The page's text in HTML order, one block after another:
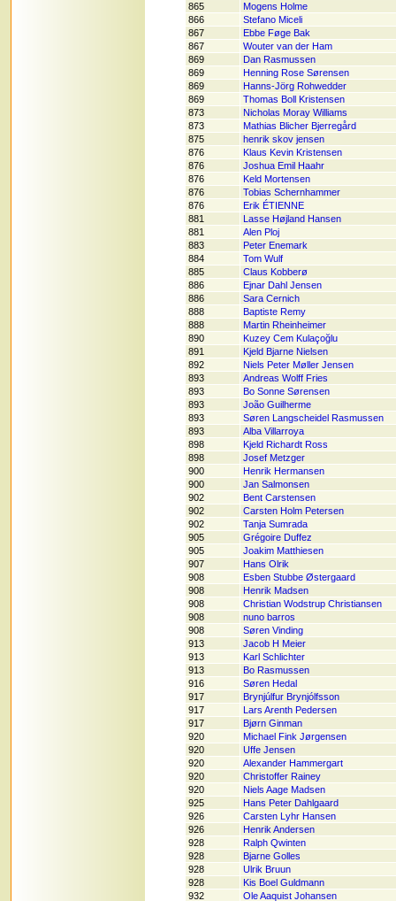
865
Mogens Holme
866
Stefano Miceli
867
Ebbe Føge Bak
867
Wouter van der Ham
869
Dan Rasmussen
869
Henning Rose Sørensen
869
Hanns-Jörg Rohwedder
869
Thomas Boll Kristensen
873
Nicholas Moray Williams
873
Mathias Blicher Bjerregård
875
henrik skov jensen
876
Klaus Kevin Kristensen
876
Joshua Emil Haahr
876
Keld Mortensen
876
Tobias Schernhammer
876
Erik ÉTIENNE
881
Lasse Højland Hansen
881
Alen Ploj
883
Peter Enemark
884
Tom Wulf
885
Claus Kobberø
886
Ejnar Dahl Jensen
886
Sara Cernich
888
Baptiste Remy
888
Martin Rheinheimer
890
Kuzey Cem Kulaçoğlu
891
Kjeld Bjarne Nielsen
892
Niels Peter Møller Jensen
893
Andreas Wolff Fries
893
Bo Sonne Sørensen
893
João Guilherme
893
Søren Langscheidel Rasmussen
893
Alba Villarroya
898
Kjeld Richardt Ross
898
Josef Metzger
900
Henrik Hermansen
900
Jan Salmonsen
902
Bent Carstensen
902
Carsten Holm Petersen
902
Tanja Sumrada
905
Grégoire Duffez
905
Joakim Matthiesen
907
Hans Olrik
908
Esben Stubbe Østergaard
908
Henrik Madsen
908
Christian Wodstrup Christiansen
908
nuno barros
908
Søren Vinding
913
Jacob H Meier
913
Karl Schlichter
913
Bo Rasmussen
916
Søren Hedal
917
Brynjúlfur Brynjólfsson
917
Lars Arenth Pedersen
917
Bjørn Ginman
920
Michael Fink Jørgensen
920
Uffe Jensen
920
Alexander Hammergart
920
Christoffer Rainey
920
Niels Aage Madsen
925
Hans Peter Dahlgaard
926
Carsten Lyhr Hansen
926
Henrik Andersen
928
Ralph Qwinten
928
Bjarne Golles
928
Ulrik Bruun
928
Kis Boel Guldmann
932
Ole Aaquist Johansen